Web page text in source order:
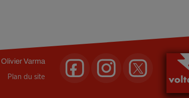
Olivier Varma
Plan du site